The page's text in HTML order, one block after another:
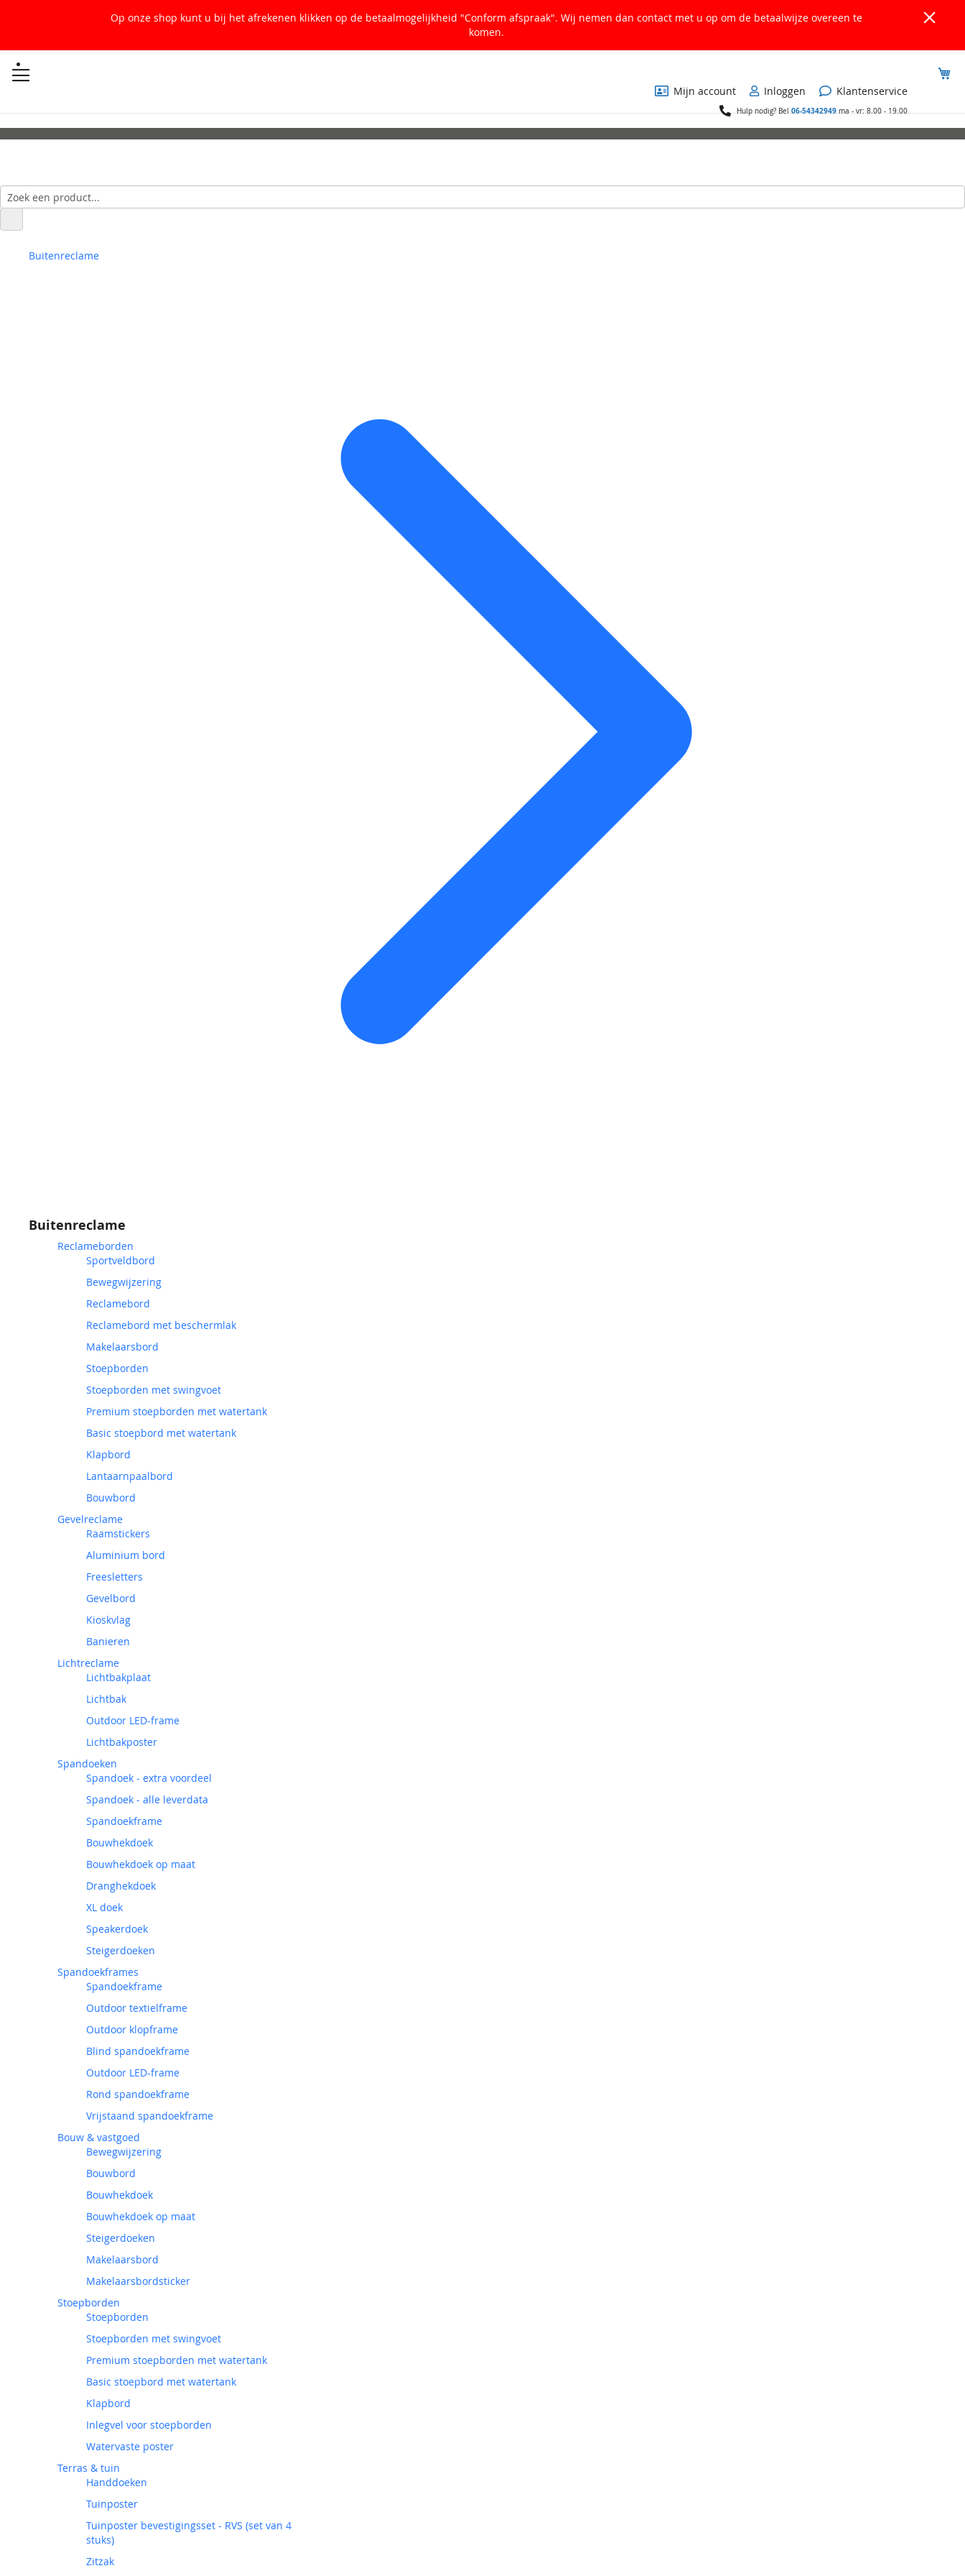
Op onze shop kunt u bij het afrekenen klikken op de betaalmogelijkheid "Conform afspraak". Wij nemen dan contact met u op om de betaalwijze overeen te
komen.
Mijn account
Inloggen Klantenservice
Hulp nodig? Bel06-54342949ma - vr: 8.00 - 19.00
Buitenreclame
Buitenreclame
Reclameborden
Sportveldbord
Bewegwijzering
Reclamebord
Reclamebord met beschermlak
Makelaarsbord
Stoepborden
Stoepborden met swingvoet
Premium stoepborden met watertank
Basic stoepbord met watertank
Klapbord
Lantaarnpaalbord
Bouwbord
Gevelreclame
Raamstickers
Aluminium bord
Freesletters
Gevelbord
Kioskvlag
Banieren
Lichtreclame
Lichtbakplaat
Lichtbak
Outdoor LED-frame
Lichtbakposter
Spandoeken
Spandoek - extra voordeel
Spandoek - alle leverdata
Spandoekframe
Bouwhekdoek
Bouwhekdoek op maat
Dranghekdoek
XL doek
Speakerdoek
Steigerdoeken
Spandoekframes
Spandoekframe
Outdoor textielframe
Outdoor klopframe
Blind spandoekframe
Outdoor LED-frame
Rond spandoekframe
Vrijstaand spandoekframe
Bouw & vastgoed
Bewegwijzering
Bouwbord
Bouwhekdoek
Bouwhekdoek op maat
Steigerdoeken
Makelaarsbord
Makelaarsbordsticker
Stoepborden
Stoepborden
Stoepborden met swingvoet
Premium stoepborden met watertank
Basic stoepbord met watertank
Klapbord
Inlegvel voor stoepborden
Watervaste poster
Terras & tuin
Handdoeken
Tuinposter
Tuinposter bevestigingsset - RVS (set van 4
stuks)
Zitzak